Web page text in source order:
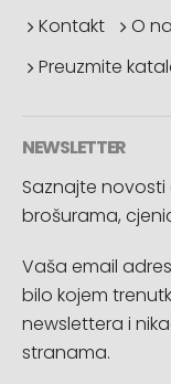
Kontakt
O
Preuzmite
NEWSLETTER
Saznajte
brošurama,
Vaša email
bilo kojem
newslettera i
stranama.